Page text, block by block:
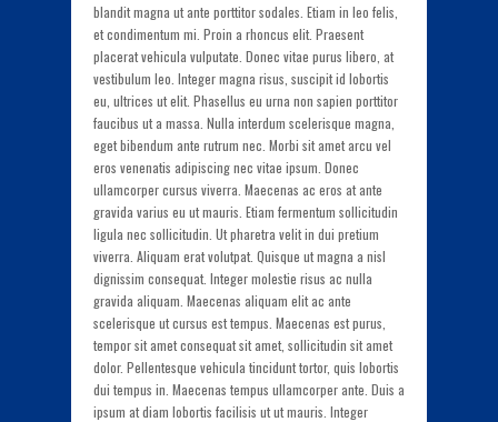
blandit magna ut ante porttitor sodales. Etiam in leo felis,
et condimentum mi. Proin a rhoncus elit. Praesent
placerat vehicula vulputate. Donec vitae purus libero, at
vestibulum leo. Integer magna risus, suscipit id lobortis
eu, ultrices ut elit. Phasellus eu urna non sapien porttitor
faucibus ut a massa. Nulla interdum scelerisque magna,
eget bibendum ante rutrum nec. Morbi sit amet arcu vel
eros venenatis adipiscing nec vitae ipsum. Donec
ullamcorper cursus viverra. Maecenas ac eros at ante
gravida varius eu ut mauris. Etiam fermentum sollicitudin
ligula nec sollicitudin. Ut pharetra velit in dui pretium
viverra. Aliquam erat volutpat. Quisque ut magna a nisl
dignissim consequat. Integer molestie risus ac nulla
gravida aliquam. Maecenas aliquam elit ac ante
scelerisque ut cursus est tempus. Maecenas est purus,
tempor sit amet consequat sit amet, sollicitudin sit amet
dolor. Pellentesque vehicula tincidunt tortor, quis lobortis
dui tempus in. Maecenas tempus ullamcorper ante. Duis a
ipsum at diam lobortis facilisis ut ut mauris. Integer